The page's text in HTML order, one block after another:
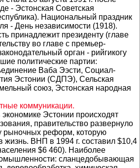
- Эстонская Советская
Национальный праздник
- День независимости (1918).
принадлежит президенту (главе
во главе с премьер-
орган - рийгикогу
политические партии:
Ваба Ээсти, Социал-
Эстонии (СДПЭ), Сельская
союз, Эстонская народная
коммуникации.
Эстонии происходят
правительство развернуло
рыночных реформ, которую
жизнь. ВНП в 1994 г. составил $10,4
$6 460). Наиболее
сланцедобывающая